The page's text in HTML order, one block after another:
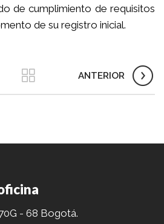
de cumplimiento de requisitos
de su registro inicial.
ANTERIOR
- 68 Bogotá.